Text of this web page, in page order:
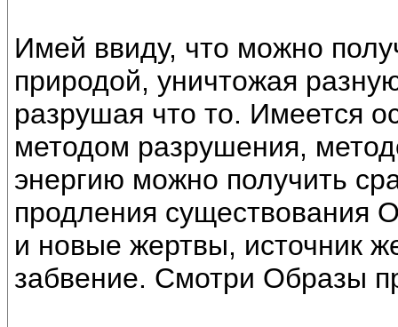
Имей ввиду, что можно
природой, уничтожая
разрушая что то. Имеется
методом разрушения,
энергию можно получить
продления существования
и новые жертвы, источник
забвение. Смотри Образы